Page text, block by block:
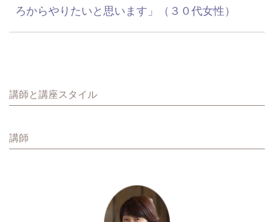
ろからやりたいと思います」（３０代女性）
講師と講座スタイル
講師